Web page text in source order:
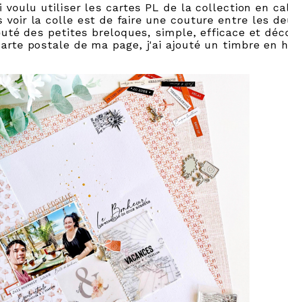
voulu utiliser les cartes PL de la collection en
voir la colle est de faire une couture entre les
des petites breloques, simple, efficace et
postale de ma page, j'ai ajouté un timbre en